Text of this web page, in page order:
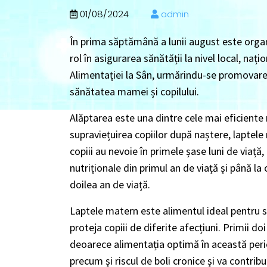
01/08/2024 admin
În prima săptămână a lunii august este
rol în asigurarea sănătății la nivel local,
Alimentației la Sân, urmărindu-se
sănătatea mamei și copilului.
Alăptarea este una dintre cele mai
supraviețuirea copiilor după naștere,
copiii au nevoie în primele șase luni de
nutriționale din primul an de viață și până
doilea an de viață.
Laptele matern este alimentul ideal pentru
proteja copiii de diferite afecțiuni. Primii
deoarece alimentația optimă în această
precum și riscul de boli cronice și va